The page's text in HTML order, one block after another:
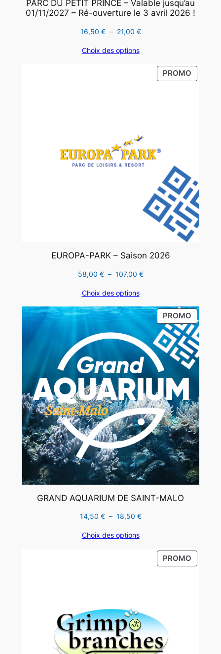
PARC DU PETIT PRINCE – Valable jusqu’au
01/11/2027 – Ré-ouverture le 3 avril 2026 !
16,50 € – 21,00 €Plage
Choix des options
PROMO
EN
EUROPA-PARK – Saison 2026
58,00 € – 107,00 €Plage
58,00 €
à
107,00 €
Choix des options
PROMO
EN
GRAND AQUARIUM DE SAINT-MALO
14,50 € – 18,50 €Plage
14,50 €
Choix des options
PROMO
EN